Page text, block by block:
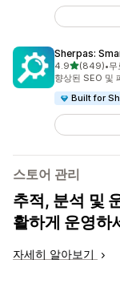
Sherpas:
4.9별 5개 중
(849)
총 리뷰 849개
•무
향상된 SEO 및
Built for
스토어 관리
추적, 분석 및
활하게 운영하
자세히 알아보기